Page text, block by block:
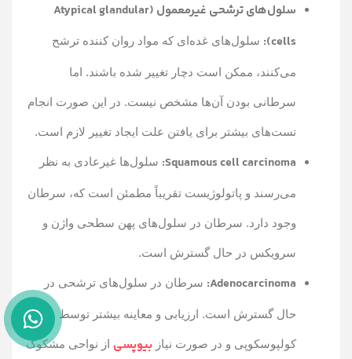
سلول‌های ترشحی غیرمعمول (Atypical glandular
cells):
سلول‌های غده‌ای که مواد روان کننده ترشح
می‌کنند، ممکن است دچار تغییر شده باشند. اما
سرطانی بودن آن‌ها مشخص نیست. در این صورت انجام
تست‌های بیشتر برای یافتن علت ایجاد تغییر لازم است.
Squamous cell carcinoma: سلول‌ها غیرعادی به نظر
می‌رسند و پاتولوژیست تقریباً مطمئن است که، سرطان
وجود دارد. سرطان در سلول‌های پهن سطحی واژن و
سرویکس در حال گسترش است.
Adenocarcinoma: سرطان در سلول‌های ترشحی در
حال گسترش است. ارزیابی و معاینه بیشتر توسط
کولپوسکوپی و در صورت نیاز بیوپسی از نواحی مشکوک